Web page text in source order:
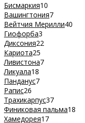
Бисмаркия10
Вашингтония7
Вейтчия Мерилли40
Гиофорба3
Диксония22
Кариота25
Ливистона7
Ликуала18
Панданус7
Рапис26
Трахикарпус37
Финиковая пальма18
Хамедорея17